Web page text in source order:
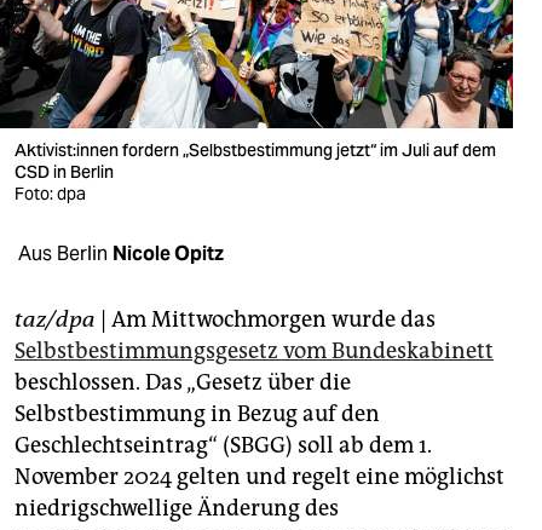
verlag
verlag
veranstaltungen
shop
fragen & hilfe
abo
genossenschaft
epaper login
Ak­ti­vis­t:in­nen fordern „Selbstbestimmung jetzt“ im Juli auf dem
CSD in Berlin
Foto: dpa
Aus Berlin Nicole Opitz
taz/dpa | Am Mittwochmorgen wurde das
Selbstbestimmungsgesetz vom Bundeskabinett
beschlossen. Das „Gesetz über die
Selbstbestimmung in Bezug auf den
Geschlechtseintrag“ (SBGG) soll ab dem 1.
November 2024 gelten und regelt eine möglichst
niedrigschwellige Änderung des